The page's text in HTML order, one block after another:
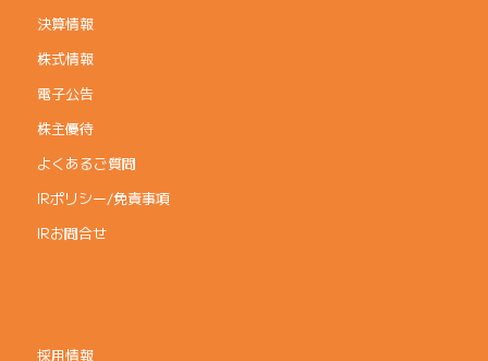
決算情報
株式情報
電子公告
株主優待
よくあるご質問
IRポリシー/免責事項
IRお問合せ
採用情報